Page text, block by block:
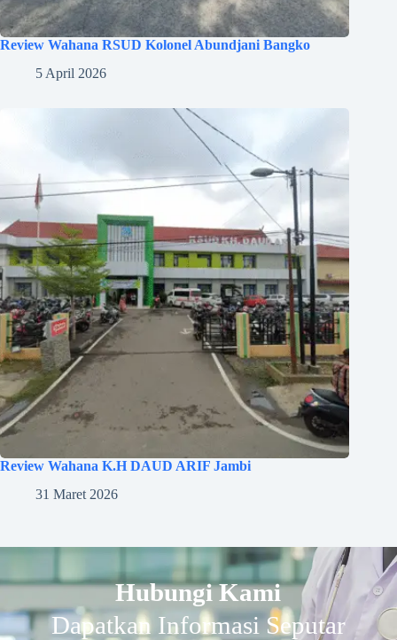
Review Wahana RSUD Kolonel Abundjani Bangko
5 April 2026
Review Wahana K.H DAUD ARIF Jambi
31 Maret 2026
Hubungi Kami
Dapatkan Informasi Seputar